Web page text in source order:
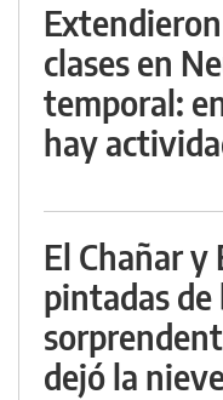
clases en
temporal:
hay
El Chañar y
pintadas de
dejó la